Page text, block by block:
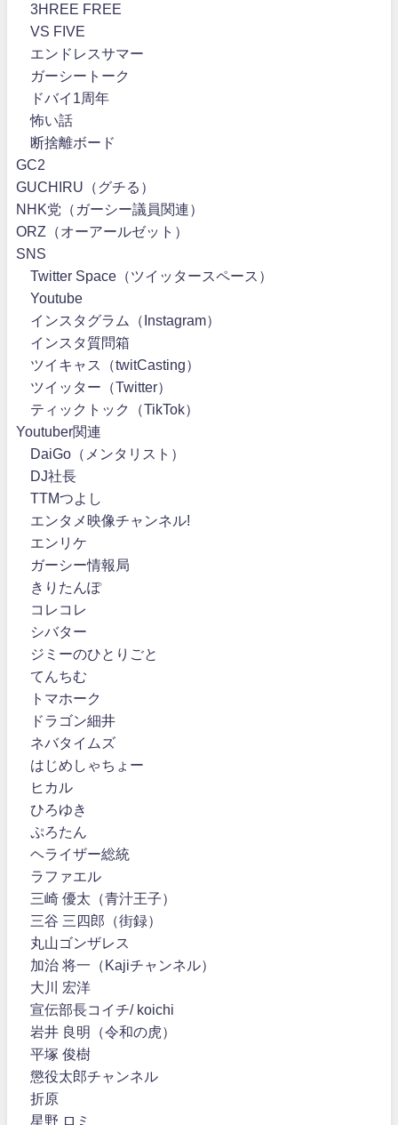
3HREE FREE
VS FIVE
エンドレスサマー
ガーシートーク
ドバイ1周年
怖い話
断捨離ボード
GC2
GUCHIRU（グチる）
NHK党（ガーシー議員関連）
ORZ（オーアールゼット）
SNS
Twitter Space（ツイッタースペース）
Youtube
インスタグラム（Instagram）
インスタ質問箱
ツイキャス（twitCasting）
ツイッター（Twitter）
ティックトック（TikTok）
Youtuber関連
DaiGo（メンタリスト）
DJ社長
TTMつよし
エンタメ映像チャンネル!
エンリケ
ガーシー情報局
きりたんぽ
コレコレ
シバター
ジミーのひとりごと
てんちむ
トマホーク
ドラゴン細井
ネバタイムズ
はじめしゃちょー
ヒカル
ひろゆき
ぷろたん
ヘライザー総統
ラファエル
三崎 優太（青汁王子）
三谷 三四郎（街録）
丸山ゴンザレス
加治 将一（Kajiチャンネル）
大川 宏洋
宣伝部長コイチ/ koichi
岩井 良明（令和の虎）
平塚 俊樹
懲役太郎チャンネル
折原
星野 ロミ